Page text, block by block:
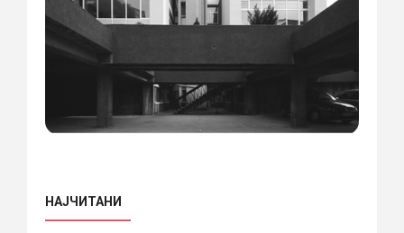
НАЈЧИТАНИ